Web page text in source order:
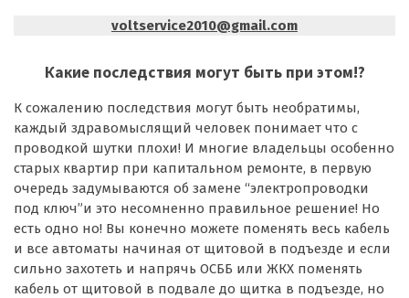
voltservice2010@gmail.com
Какие последствия могут быть при этом!?
К сожалению последствия могут быть необратимы,
каждый здравомыслящий человек понимает что с
проводкой шутки плохи! И многие владельцы особенно
старых квартир при капитальном ремонте, в первую
очередь задумываются об замене “электропроводки
под ключ”и это несомненно правильное решение! Но
есть одно но! Вы конечно можете поменять весь кабель
и все автоматы начиная от щитовой в подъезде и если
сильно захотеть и напрячь ОСББ или ЖКХ поменять
кабель от щитовой в подвале до щитка в подъезде, но